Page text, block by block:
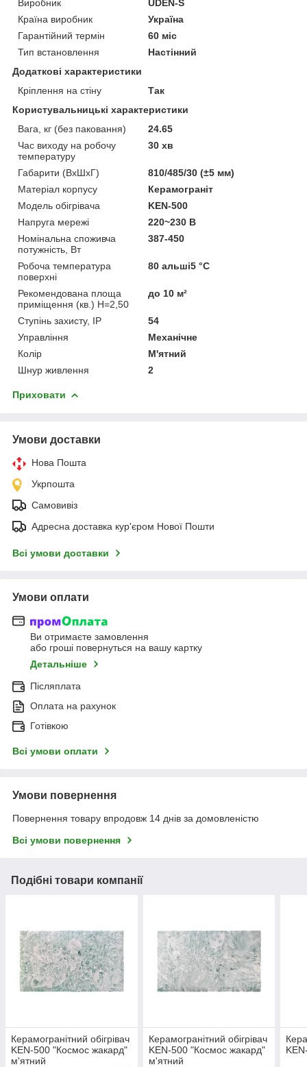
Виробник
UDEN-S
Країна виробник
Україна
Гарантійний термін
60 міс
Тип встановлення
Настінний
Додаткові характеристики
Кріплення на стіну
Так
Користувальницькі характеристики
Вага, кг (без паковання)
24.65
Час виходу на робочу
температуру
30 хв
Габарити (ВхШхГ)
810/485/30 (±5 мм)
Матеріал корпусу
Керамограніт
Модель обігрівача
KEN-500
Напруга мережі
220~230 В
Номінальна споживча
потужність, Вт
387-450
Робоча температура
поверхні
80 альші5 °C
Рекомендована площа
приміщення (кв.) H=2,50
до 10 м²
Ступінь захисту, IP
54
Управління
Механічне
Колір
М'ятний
Шнур живлення
2
Приховати
Умови доставки
Нова Пошта
Укрпошта
Самовивіз
Адресна доставка кур'єром Нової Пошти
Всі умови доставки
Умови оплати
Ви отримаєте замовлення
або гроші повернуться на вашу картку
Детальніше
Післяплата
Оплата на рахунок
Готівкою
Всі умови оплати
Умови повернення
Повернення товару впродовж 14 днів за домовленістю
Всі умови повернення
Подібні товари компанії
Керамогранітний обігрівач
KEN-500 "Космос жакард"
м'ятний
Керамогранітний обігрівач
KEN-500 "Космос жакард"
м'ятний